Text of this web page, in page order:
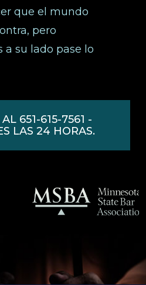
que el mundo
pero
a su lado pase lo
651-615-7561 -
LAS 24 HORAS.